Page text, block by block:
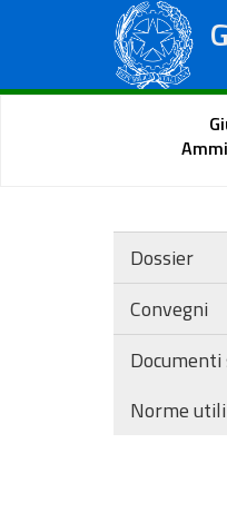
Dossier
Convegni
Norme utili